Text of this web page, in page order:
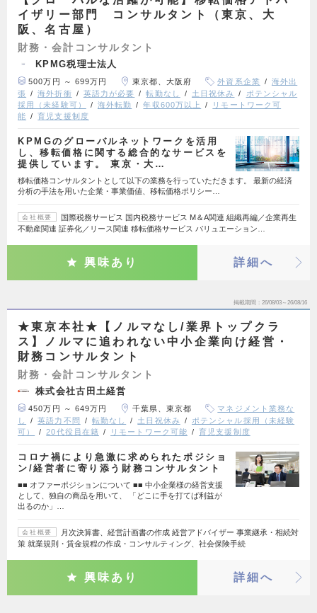
イザリー部門 コンサルタント（東京、大
阪、名古屋）
財務・会計コンサルタント
KPMG税理士法人
500万円 ～ 699万円 東京都、大阪府 外資系企業
海外出
張
海外折衝 英語力が必要 転勤なし 土日祝休み
ポテンシャル
採用（未経験可）
海外転勤 年収600万以上
リモートワーク可
能
育児支援制度
KPMGのグローバルネットワークを活用
し、移転価格に関する総合的なサービスを
提供しています。 東京・大…
移転価格コンサルタントとして以下の業務を行っていただきます。 最新の経済
分析の手法を用いた企業・事業価値、移転価格ポリシー…
会社概要
国際税務サービス 国内税務サービス M＆A関連 組織再編／企業再生
不動産関連 証券化／リース関連 移転価格サービス バリュエーション…
興味あり 詳細へ
掲載期間 26/08/03～26/08/16
★東京本社★【ノルマなし/業界トップクラ
ス】ノルマに追われない中小企業向け経営・
財務コンサルタント
財務・会計コンサルタント
株式会社古田土経営
450万円 ～ 649万円 千葉県、東京都
マネジメント業務な
し
英語力不問 転勤なし 土日祝休み
ポテンシャル採用（未経験
可）
20代役員在籍 リモートワーク可能 育児支援制度
コロナ禍により急激に求められたポジショ
ン/経営者に寄り添う財務コンサルタント
■■ オファーポジションについて ■■ 中小企業様の経営支援
として、独自の商品を用いて、 「どこに手を打てば利益が
出るのか」…
会社概要
月次決算書、経営計画書の作成 経営アドバイザー 事業継承・相続対
策 就業規則・賃金規程の作成・コンサルティング、社会保険手続
興味あり 詳細へ